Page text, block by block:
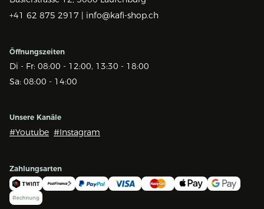
+41 62 875 2917 | info@kafi-shop.ch
Öffnungszeiten
Di - Fr: 08:00 - 12:00, 13:30 - 18:00
Sa: 08:00 - 14:00
Unsere Kanäle
#Youtube #Instagram
Zahlungsarten